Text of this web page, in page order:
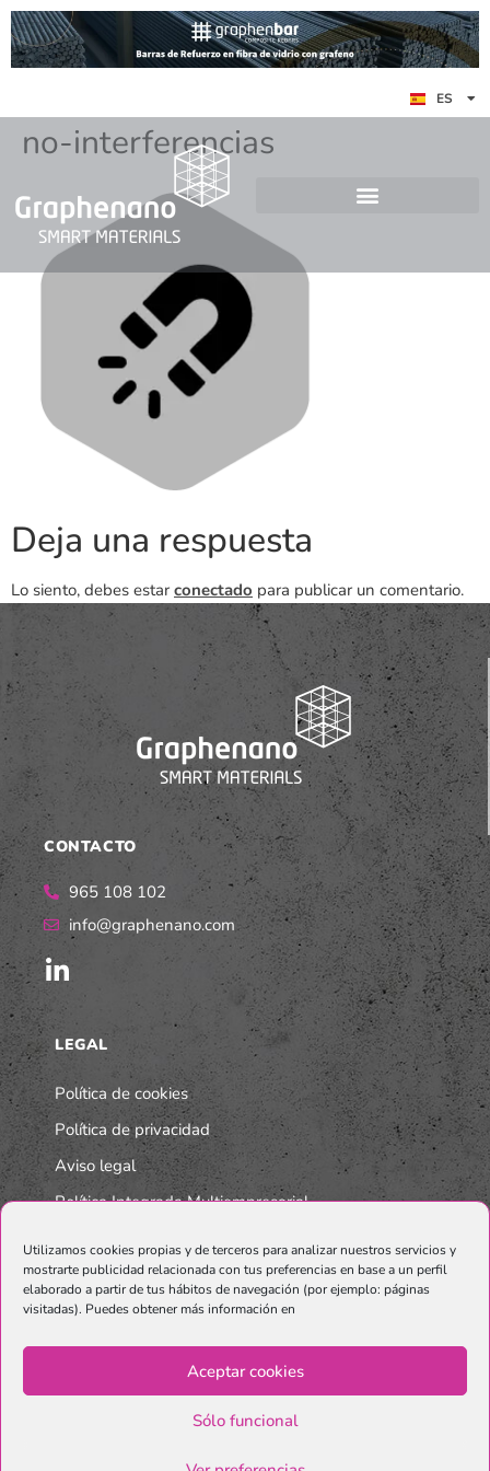
Utilizamos cookies propias y de terceros para analizar nuestros servicios y
mostrarte publicidad relacionada con tus preferencias en base a un perfil
elaborado a partir de tus hábitos de navegación (por ejemplo: páginas
visitadas). Puedes obtener más información en
Aceptar cookies
Sólo funcional
ES
EN
DE
no-interferencias
Deja una respuesta
Lo siento, debes estar conectado para publicar un comentario.
CONTACTO
965 108 102
info@graphenano.com
LEGAL
Política de cookies
Política de privacidad
Aviso legal
Política Integrada Multiempresarial